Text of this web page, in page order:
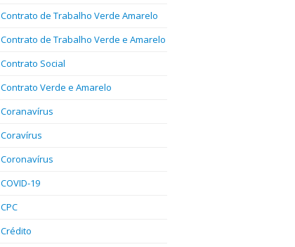
Contrato de Trabalho Verde Amarelo
Contrato de Trabalho Verde e Amarelo
Contrato Social
Contrato Verde e Amarelo
Coranavírus
Coravírus
Coronavírus
COVID-19
CPC
Crédito